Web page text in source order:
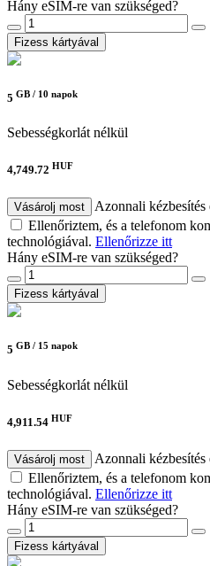
Hány eSIM-re van szükséged?
Fizess kártyával
5 GB / 10 napok
Sebességkorlát nélkül
4,749.72 HUF
Vásárolj most
Azonnali kézbesítés
Ellenőriztem, és a telefonom
technológiával. Ellenőrizze itt
Hány eSIM-re van szükséged?
Fizess kártyával
5 GB / 15 napok
Sebességkorlát nélkül
4,911.54 HUF
Vásárolj most
Azonnali kézbesítés
Ellenőriztem, és a telefonom
technológiával. Ellenőrizze itt
Hány eSIM-re van szükséged?
Fizess kártyával